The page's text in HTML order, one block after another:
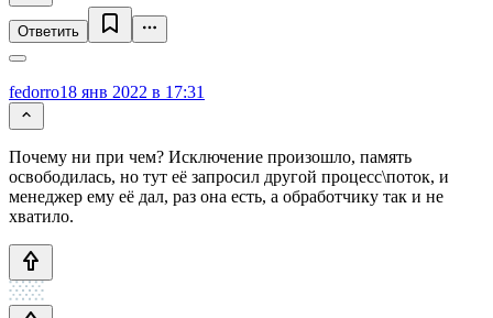
Ответить
fedorro18 янв 2022 в 17:31
Почему ни при чем? Исключение произошло, память
освободилась, но тут её запросил другой процесс\поток, и
менеджер ему её дал, раз она есть, а обработчику так и не
хватило.